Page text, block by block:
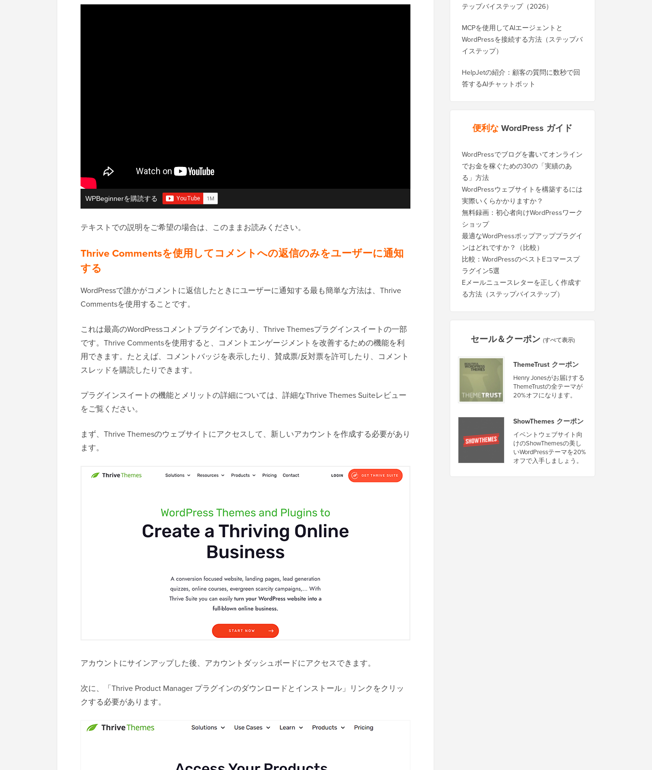
WPBeginnerを購読する
テキストでの説明をご希望の場合は、このままお読みください。
Thrive Commentsを使用してコメントへの返信のみをユーザーに通知
する
WordPressで誰かがコメントに返信したときにユーザーに通知する最も簡単な方法は、Thrive
Commentsを使用することです。
これは最高のWordPressコメントプラグインであり、Thrive Themesプラグインスイートの一部
です。Thrive Commentsを使用すると、コメントエンゲージメントを改善するための機能を利
用できます。たとえば、コメントバッジを表示したり、賛成票/反対票を許可したり、コメント
スレッドを購読したりできます。
プラグインスイートの機能とメリットの詳細については、詳細なThrive Themes Suiteレビュー
をご覧ください。
まず、Thrive Themesのウェブサイトにアクセスして、新しいアカウントを作成する必要があり
ます。
アカウントにサインアップした後、アカウントダッシュボードにアクセスできます。
次に、「Thrive Product Manager プラグインのダウンロードとインストール」リンクをクリッ
クする必要があります。
テップバイステップ（2026）
MCPを使用してAIエージェントと
WordPressを接続する方法（ステップバ
イステップ）
HelpJetの紹介：顧客の質問に数秒で回
答するAIチャットボット
便利なWordPress ガイド
WordPressでブログを書いてオンライン
でお金を稼ぐための30の「実績のあ
る」方法
WordPressウェブサイトを構築するには
実際いくらかかりますか？
無料録画：初心者向けWordPressワーク
ショップ
最適なWordPressポップアッププラグイ
ンはどれですか？（比較）
比較：WordPressのベストEコマースプ
ラグイン5選
Eメールニュースレターを正しく作成す
る方法（ステップバイステップ）
セール＆クーポン (すべて表示)
ThemeTrust クーポン
Henry Jonesがお届けする
ThemeTrustの全テーマが
20%オフになります。
ShowThemes クーポン
イベントウェブサイト向
けのShowThemesの美し
いWordPressテーマを20%
オフで入手しましょう。